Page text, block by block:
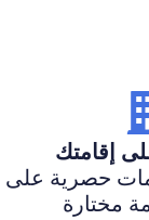
إقامتك
حصرية على
مختارة